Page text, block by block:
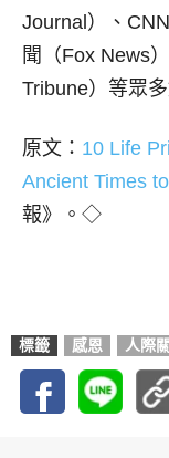
Journal）、
聞（Fox News
Tribune）等眾多
原文： 10 Life
Ancient Times
報》。◇
標籤 感恩 人際